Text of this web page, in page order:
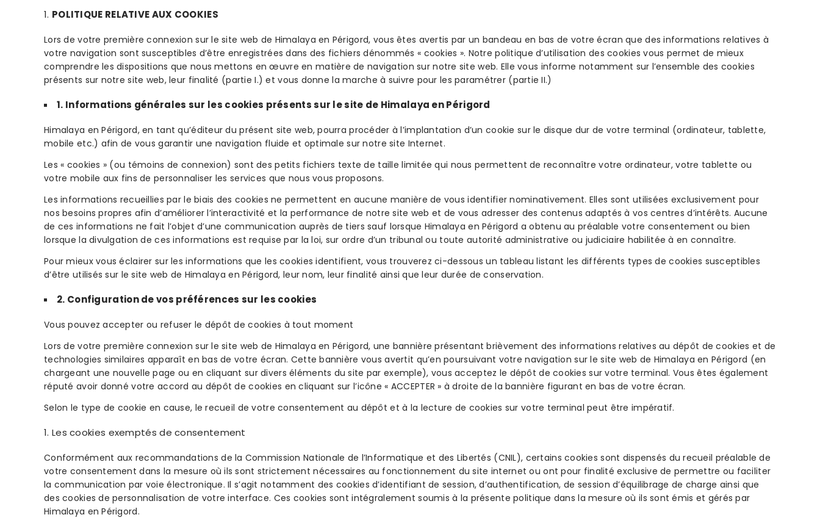
POLITIQUE RELATIVE AUX COOKIES
Lors de votre première connexion sur le site web de Himalaya en Périgord, vous êtes avertis par un bandeau en bas de votre écran que des informations relatives à
votre navigation sont susceptibles d’être enregistrées dans des fichiers dénommés « cookies ». Notre politique d’utilisation des cookies vous permet de mieux
comprendre les dispositions que nous mettons en œuvre en matière de navigation sur notre site web. Elle vous informe notamment sur l’ensemble des cookies
présents sur notre site web, leur finalité (partie I.) et vous donne la marche à suivre pour les paramétrer (partie II.)
1. Informations générales sur les cookies présents sur le site de Himalaya en Périgord
Himalaya en Périgord, en tant qu’éditeur du présent site web, pourra procéder à l’implantation d’un cookie sur le disque dur de votre terminal (ordinateur, tablette,
mobile etc.) afin de vous garantir une navigation fluide et optimale sur notre site Internet.
Les « cookies » (ou témoins de connexion) sont des petits fichiers texte de taille limitée qui nous permettent de reconnaître votre ordinateur, votre tablette ou
votre mobile aux fins de personnaliser les services que nous vous proposons.
Les informations recueillies par le biais des cookies ne permettent en aucune manière de vous identifier nominativement. Elles sont utilisées exclusivement pour
nos besoins propres afin d’améliorer l’interactivité et la performance de notre site web et de vous adresser des contenus adaptés à vos centres d’intérêts. Aucune
de ces informations ne fait l’objet d’une communication auprès de tiers sauf lorsque Himalaya en Périgord a obtenu au préalable votre consentement ou bien
lorsque la divulgation de ces informations est requise par la loi, sur ordre d’un tribunal ou toute autorité administrative ou judiciaire habilitée à en connaître.
Pour mieux vous éclairer sur les informations que les cookies identifient, vous trouverez ci-dessous un tableau listant les différents types de cookies susceptibles
d’être utilisés sur le site web de Himalaya en Périgord, leur nom, leur finalité ainsi que leur durée de conservation.
2. Configuration de vos préférences sur les cookies
Vous pouvez accepter ou refuser le dépôt de cookies à tout moment
Lors de votre première connexion sur le site web de Himalaya en Périgord, une bannière présentant brièvement des informations relatives au dépôt de cookies et de
technologies similaires apparaît en bas de votre écran. Cette bannière vous avertit qu’en poursuivant votre navigation sur le site web de Himalaya en Périgord (en
chargeant une nouvelle page ou en cliquant sur divers éléments du site par exemple), vous acceptez le dépôt de cookies sur votre terminal. Vous êtes également
réputé avoir donné votre accord au dépôt de cookies en cliquant sur l’icône « ACCEPTER » à droite de la bannière figurant en bas de votre écran.
Selon le type de cookie en cause, le recueil de votre consentement au dépôt et à la lecture de cookies sur votre terminal peut être impératif.
Les cookies exemptés de consentement
Conformément aux recommandations de la Commission Nationale de l’Informatique et des Libertés (CNIL), certains cookies sont dispensés du recueil préalable de
votre consentement dans la mesure où ils sont strictement nécessaires au fonctionnement du site internet ou ont pour finalité exclusive de permettre ou faciliter
la communication par voie électronique. Il s’agit notamment des cookies d’identifiant de session, d’authentification, de session d’équilibrage de charge ainsi que
des cookies de personnalisation de votre interface. Ces cookies sont intégralement soumis à la présente politique dans la mesure où ils sont émis et gérés par
Himalaya en Périgord.